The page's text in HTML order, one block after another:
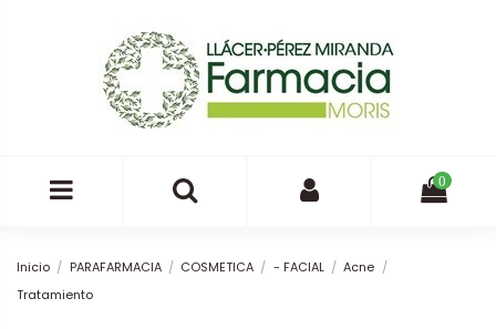
0
Inicio PARAFARMACIA COSMETICA - FACIAL
Acne
Tratamiento